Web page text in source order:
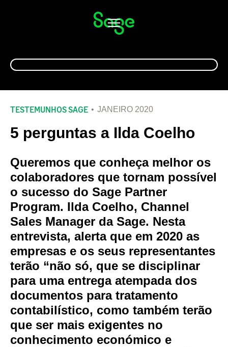
Alternar
navegação
TESTEMUNHOS SAGE JANEIRO 2020
5 perguntas a Ilda Coelho
Queremos que conheça melhor os
colaboradores que tornam possível
o sucesso do Sage Partner
Program. Ilda Coelho, Channel
Sales Manager da Sage. Nesta
entrevista, alerta que em 2020 as
empresas e os seus representantes
terão “não só, que se disciplinar
para uma entrega atempada dos
documentos para tratamento
contabilístico, como também terão
que ser mais exigentes no
conhecimento económico e